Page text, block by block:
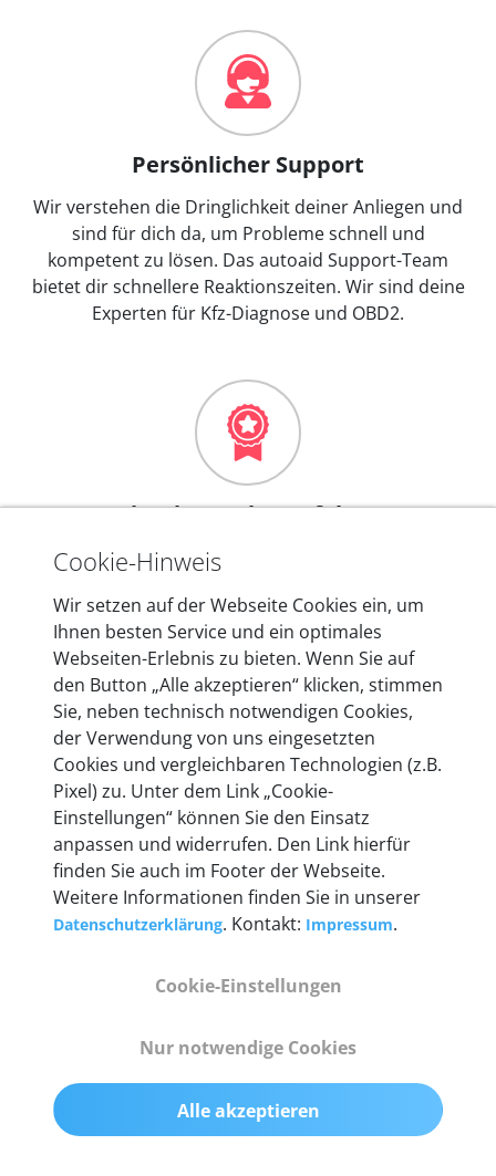
Persönlicher Support
Wir verstehen die Dringlichkeit deiner Anliegen und
sind für dich da, um Probleme schnell und
kompetent zu lösen. Das autoaid Support-Team
bietet dir schnellere Reaktionszeiten. Wir sind deine
Experten für Kfz-Diagnose und OBD2.
Mehr als 10 Jahre Erfahrung
In den Kfz-Diagnosegeräten von autoaid stecken
entwickeln wir unsere Produkte am Standort in
Berlin laufend weiter. Auf diese Qualität vertrauen
heute mehr als 60.000 Privatkunden und
Unternehmen.
Technische Details &
Lieferumfang
55 mm x 25 mm x 12 mm
200 g
Cookie-Hinweis
Wir setzen auf der Webseite Cookies ein, um
Ihnen besten Service und ein optimales
Webseiten-Erlebnis zu bieten. Wenn Sie auf
den Button „Alle akzeptieren“ klicken, stimmen
Sie, neben technisch notwendigen Cookies,
der Verwendung von uns eingesetzten
Cookies und vergleichbaren Technologien (z.B.
Pixel) zu. Unter dem Link „Cookie-
Einstellungen“ können Sie den Einsatz
anpassen und widerrufen. Den Link hierfür
finden Sie auch im Footer der Webseite.
Weitere Informationen finden Sie in unserer
Datenschutzerklärung. Kontakt: Impressum.
Cookie-Einstellungen
Nur notwendige Cookies
Alle akzeptieren